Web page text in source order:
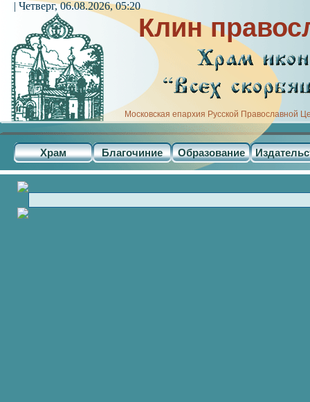
Клин
Московская епархия Русской Православной
Храм Благочиние Образование
| Четверг, 06.08.2026, 05:20